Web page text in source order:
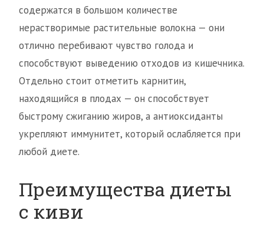
содержатся в большом количестве
нерастворимые растительные волокна — они
отлично перебивают чувство голода и
способствуют выведению отходов из кишечника.
Отдельно стоит отметить карнитин,
находящийся в плодах — он способствует
быстрому сжиганию жиров, а антиоксиданты
укрепляют иммунитет, который ослабляется при
любой диете.
Преимущества диеты
с киви